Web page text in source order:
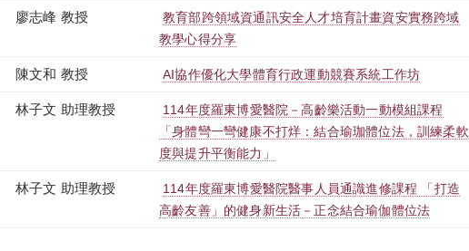
廖志峰 教授
教育部跨領域資通訊安全人才培育計畫資安實務跨域
教學心得分享
陳文和 教授 AI協作優化大學體育行政運動競賽系統工作坊
林子文 助理教授
114年度羅東博愛醫院－高齡樂活動一動模組課程
「身體彎一彎健康不打烊：結合瑜珈體位法，訓練柔軟
度與提升平衡能力」
林子文 助理教授
114年度羅東博愛醫院醫事人員通識進修課程 「打造
高齡友善」的健身新生活－正念結合瑜伽體位法